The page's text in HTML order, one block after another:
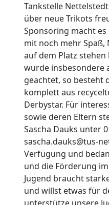
Tankstelle
über neue Trikots
Sponsoring macht
mit noch mehr
auf dem Platz stehen
wurde insbesondere
geachtet, so besteht
komplett aus
Derbystar. Für
sowie deren Eltern
Sascha Dauks unter
sascha.dauks@tus-
Verfügung und
und die Förderung
Jugend braucht
und willst etwas für